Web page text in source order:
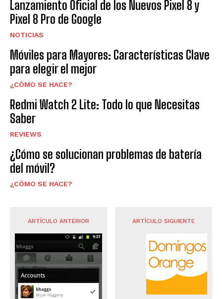
Lanzamiento Oficial de los Nuevos Pixel 8 y
Pixel 8 Pro de Google
NOTICIAS
Móviles para Mayores: Características Clave
para elegir el mejor
¿CÓMO SE HACE?
Redmi Watch 2 Lite: Todo lo que Necesitas
Saber
REVIEWS
¿Cómo se solucionan problemas de batería
del móvil?
¿CÓMO SE HACE?
ARTÍCULO ANTERIOR ARTÍCULO SIGUIENTE